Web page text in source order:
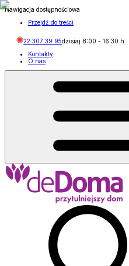
Nawigacja dostępnościowa
Przejdź do treści
22 307 39 95dzisiaj 8:00 - 16:30 h
Kontakty
O nas